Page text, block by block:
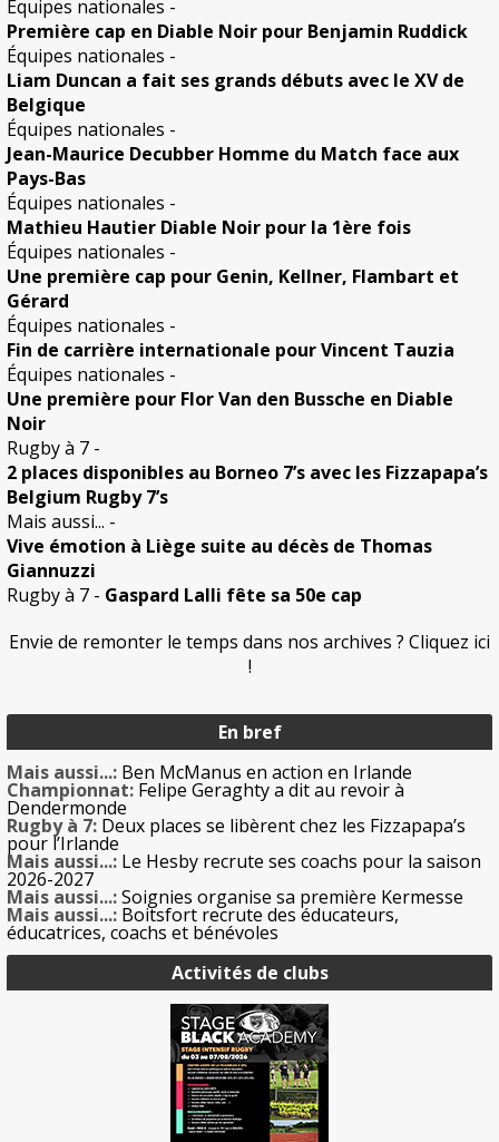
Équipes nationales -
Première cap en Diable Noir pour Benjamin Ruddick
Équipes nationales -
Liam Duncan a fait ses grands débuts avec le XV de
Belgique
Équipes nationales -
Jean-Maurice Decubber Homme du Match face aux
Pays-Bas
Équipes nationales -
Mathieu Hautier Diable Noir pour la 1ère fois
Équipes nationales -
Une première cap pour Genin, Kellner, Flambart et
Gérard
Équipes nationales -
Fin de carrière internationale pour Vincent Tauzia
Équipes nationales -
Une première pour Flor Van den Bussche en Diable
Noir
Rugby à 7 -
2 places disponibles au Borneo 7’s avec les Fizzapapa’s
Belgium Rugby 7’s
Mais aussi... -
Vive émotion à Liège suite au décès de Thomas
Giannuzzi
Rugby à 7 - Gaspard Lalli fête sa 50e cap
Envie de remonter le temps dans nos archives ? Cliquez ici
!
En bref
Mais aussi...: Ben McManus en action en Irlande
Championnat: Felipe Geraghty a dit au revoir à
Dendermonde
Rugby à 7: Deux places se libèrent chez les Fizzapapa’s
pour l’Irlande
Mais aussi...: Le Hesby recrute ses coachs pour la saison
2026-2027
Mais aussi...:Soignies organise sa première Kermesse
Mais aussi...: Boitsfort recrute des éducateurs,
éducatrices, coachs et bénévoles
Activités de clubs